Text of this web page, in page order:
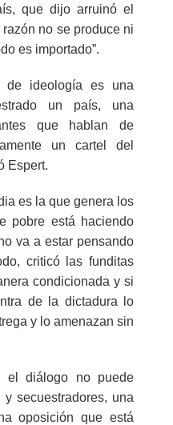
que dijo arruinó el
no se produce ni
es importado”.
de ideología es una
un país, una
que hablan de
un cartel del
Espert.
es la que genera los
pobre está haciendo
va a estar pensando
criticó las funditas
condicionada y si
de la dictadura lo
y lo amenazan sin
el diálogo no puede
secuestradores, una
oposición que está